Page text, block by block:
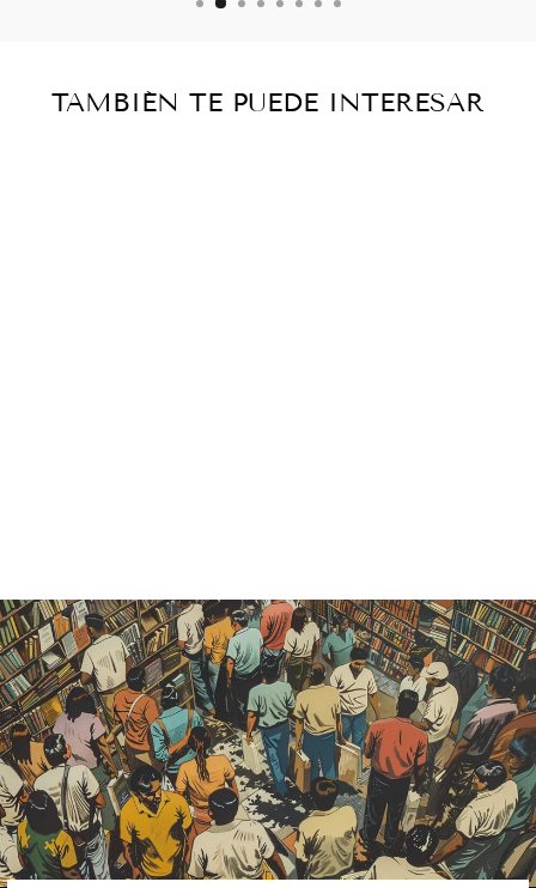
TAMBIÉN TE PUEDE INTERESAR